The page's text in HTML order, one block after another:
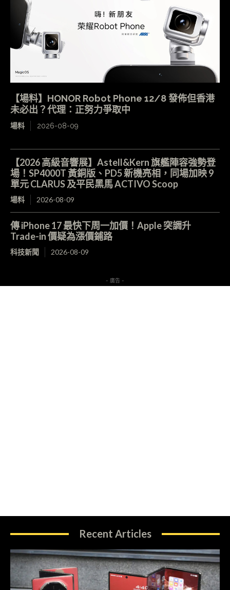
【場料】HONOR Robot Phone 12/8 發佈但香港
未必出？代理：正努力爭取中
場料 2026-08-09
【2026 高級音響展】Astell&Kern 旗艦陣容強勢登
場！SP4000T 黃銅版、PD5 新機亮相，同場加映 9
單元 CLARUS 及平民黑馬 ACTIVO Scoop
場料 2026-08-09
傳 iPhone 17 最快下周一加價！Apple 突調升
Trade-in 價疑為漲價鋪路
科技新聞 2026-08-09
- 廣告 -
Recent Articles